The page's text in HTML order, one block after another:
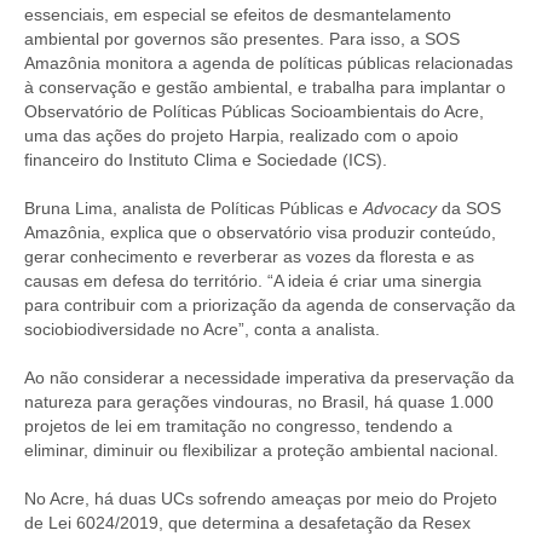
essenciais, em especial se efeitos de desmantelamento
ambiental por governos são presentes. Para isso, a SOS
Amazônia monitora a agenda de políticas públicas relacionadas
à conservação e gestão ambiental, e trabalha para implantar o
Observatório de Políticas Públicas Socioambientais do Acre,
uma das ações do projeto Harpia, realizado com o apoio
financeiro do Instituto Clima e Sociedade (ICS).
Bruna Lima, analista de Políticas Públicas e Advocacyda SOS
Amazônia, explica que o observatório visa produzir conteúdo,
gerar conhecimento e reverberar as vozes da floresta e as
causas em defesa do território. “A ideia é criar uma sinergia
para contribuir com a priorização da agenda de conservação da
sociobiodiversidade no Acre”, conta a analista.
Ao não considerar a necessidade imperativa da preservação da
natureza para gerações vindouras, no Brasil, há quase 1.000
projetos de lei em tramitação no congresso, tendendo a
eliminar, diminuir ou flexibilizar a proteção ambiental nacional.
No Acre, há duas UCs sofrendo ameaças por meio do Projeto
de Lei 6024/2019, que determina a desafetação da Resex